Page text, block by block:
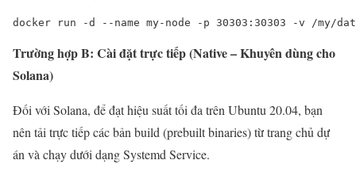
docker run -d --name my-node -p 30303:30303 -v /my/
Trường hợp B: Cài đặt trực tiếp (Native – Khuyên dùng cho
Solana)
Đối với Solana, để đạt hiệu suất tối đa trên Ubuntu 20.04, bạn
nên tải trực tiếp các bản build (prebuilt binaries) từ trang chủ dự
án và chạy dưới dạng Systemd Service.